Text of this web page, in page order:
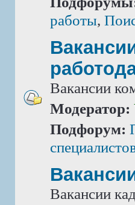
работы,
Вакансии
Модератор:
Подфорум:
Вакансии